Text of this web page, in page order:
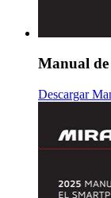
Manual
Descargar